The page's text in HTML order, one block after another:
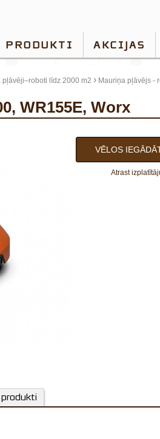
PRODUKTI AKCIJAS
pļāvēji–roboti līdz 2000 m2 › Mauriņa pļāvējs -
WR155E, Worx
VĒLOS
Atrast